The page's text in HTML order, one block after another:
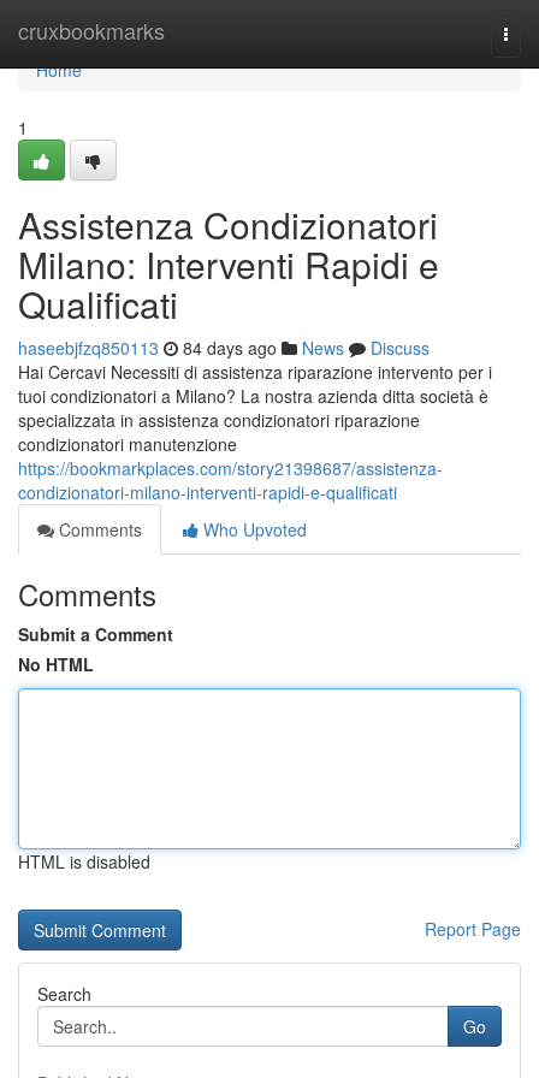
cruxbookmarks
Home
Home
1
Assistenza Condizionatori
Milano: Interventi Rapidi e
Qualificati
haseebjfzq850113 84 days ago News
Discuss
Hai Cercavi Necessiti di assistenza riparazione intervento per i
tuoi condizionatori a Milano? La nostra azienda ditta società è
specializzata in assistenza condizionatori riparazione
condizionatori manutenzione
https://bookmarkplaces.com/story21398687/assistenza-
condizionatori-milano-interventi-rapidi-e-qualificati
Comments
Who Upvoted
Comments
Submit a Comment
No HTML
HTML is disabled
Report Page
Search
Go